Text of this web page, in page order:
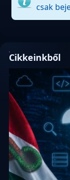
csak
Cikkeinkből